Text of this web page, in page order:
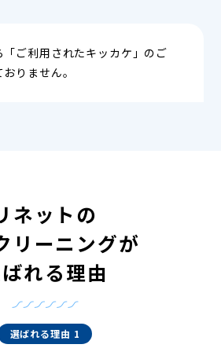
「ご利用されたキッカケ」のご
りません。
ネットの
リーニングが
れる理由
選ばれる理由 1